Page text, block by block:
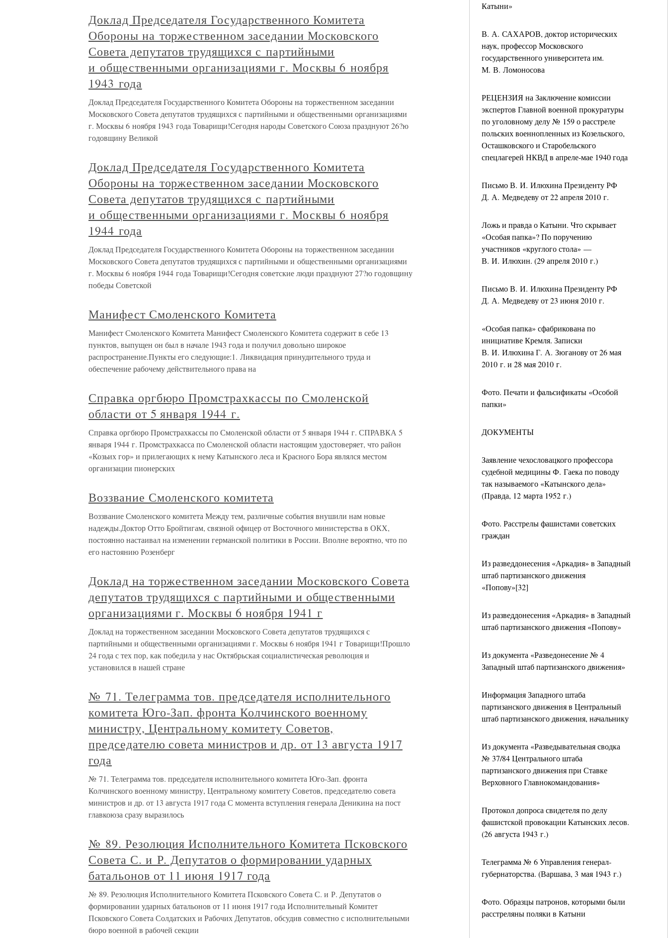
Катыни»
В. А. САХАРОВ, доктор исторических
наук, профессор Московского
государственного университета им.
М. В. Ломоносова
РЕЦЕНЗИЯ на Заключение комиссии
экспертов Главной военной прокуратуры
по уголовному делу № 159 о расстреле
польских военнопленных из Козельского,
Осташковского и Старобельского
спецлагерей НКВД в апреле-мае 1940 года
Письмо В. И. Илюхина Президенту РФ
Д. А. Медведеву от 22 апреля 2010 г.
Ложь и правда о Катыни. Что скрывает
«Особая папка»? По поручению
участников «круглого стола» —
В. И. Илюхин. (29 апреля 2010 г.)
Письмо В. И. Илюхина Президенту РФ
Д. А. Медведеву от 23 июня 2010 г.
«Особая папка» сфабрикована по
инициативе Кремля. Записки
В. И. Илюхина Г. А. Зюганову от 26 мая
2010 г. и 28 мая 2010 г.
Фото. Печати и фальсификаты «Особой
папки»
ДОКУМЕНТЫ
Заявление чехословацкого профессора
судебной медицины Ф. Гаека по поводу
так называемого «Катынского дела»
(Правда, 12 марта 1952 г.)
Фото. Расстрелы фашистами советских
граждан
Из разведдонесения «Аркадия» в Западный
штаб партизанского движения
«Попову»[32]
Из разведдонесения «Аркадия» в Западный
штаб партизанского движения «Попову»
Из документа «Разведонесение № 4
Западный штаб партизанского движения»
Информация Западного штаба
партизанского движения в Центральный
штаб партизанского движения, начальнику
Из документа «Разведывательная сводка
№ 37/84 Центрального штаба
партизанского движения при Ставке
Верховного Главнокомандования»
Протокол допроса свидетеля по делу
фашистской провокации Катынских лесов.
(26 августа 1943 г.)
Телеграмма № 6 Управления генерал-
губернаторства. (Варшава, 3 мая 1943 г.)
Фото. Образцы патронов, которыми были
расстреляны поляки в Катыни
Доклад Председателя Государственного Комитета
Обороны на торжественном заседании Московского
Совета депутатов трудящихся с партийными
и общественными организациями г. Москвы 6 ноября
1943 года
Доклад Председателя Государственного Комитета Обороны на торжественном заседании
Московского Совета депутатов трудящихся с партийными и общественными организациями
г. Москвы 6 ноября 1943 года Товарищи!Сегодня народы Советского Союза празднуют 26?ю
годовщину Великой
Доклад Председателя Государственного Комитета
Обороны на торжественном заседании Московского
Совета депутатов трудящихся с партийными
и общественными организациями г. Москвы 6 ноября
1944 года
Доклад Председателя Государственного Комитета Обороны на торжественном заседании
Московского Совета депутатов трудящихся с партийными и общественными организациями
г. Москвы 6 ноября 1944 года Товарищи!Сегодня советские люди празднуют 27?ю годовщину
победы Советской
Манифест Смоленского Комитета
Манифест Смоленского Комитета Манифест Смоленского Комитета содержит в себе 13
пунктов, выпущен он был в начале 1943 года и получил довольно широкое
распространение.Пункты его следующие:1. Ликвидация принудительного труда и
обеспечение рабочему действительного права на
Справка оргбюро Промстрахкассы по Смоленской
области от 5 января 1944 г.
Справка оргбюро Промстрахкассы по Смоленской области от 5 января 1944 г. СПРАВКА 5
января 1944 г. Промстрахкасса по Смоленской области настоящим удостоверяет, что район
«Козьих гор» и прилегающих к нему Катынского леса и Красного Бора являлся местом
организации пионерских
Воззвание Смоленского комитета
Воззвание Смоленского комитета Между тем, различные события внушили нам новые
надежды.Доктор Отто Бройтигам, связной офицер от Восточного министерства в ОКХ,
постоянно настаивал на изменении германской политики в России. Вполне вероятно, что по
его настоянию Розенберг
Доклад на торжественном заседании Московского Совета
депутатов трудящихся с партийными и общественными
организациями г. Москвы 6 ноября 1941 г
Доклад на торжественном заседании Московского Совета депутатов трудящихся с
партийными и общественными организациями г. Москвы 6 ноября 1941 г Товарищи!Прошло
24 года с тех пор, как победила у нас Октябрьская социалистическая революция и
установился в нашей стране
№ 71. Телеграмма тов. председателя исполнительного
комитета Юго-Зап. фронта Колчинского военному
министру, Центральному комитету Советов,
председателю совета министров и др. от 13 августа 1917
года
№ 71. Телеграмма тов. председателя исполнительного комитета Юго-Зап. фронта
Колчинского военному министру, Центральному комитету Советов, председателю совета
министров и др. от 13 августа 1917 года С момента вступления генерала Деникина на пост
главкоюза сразу выразилось
№ 89. Резолюция Исполнительного Комитета Псковского
Совета С. и Р. Депутатов о формировании ударных
батальонов от 11 июня 1917 года
№ 89. Резолюция Исполнительного Комитета Псковского Совета С. и Р. Депутатов о
формировании ударных батальонов от 11 июня 1917 года Исполнительный Комитет
Псковского Совета Солдатских и Рабочих Депутатов, обсудив совместно с исполнительными
бюро военной в рабочей секции